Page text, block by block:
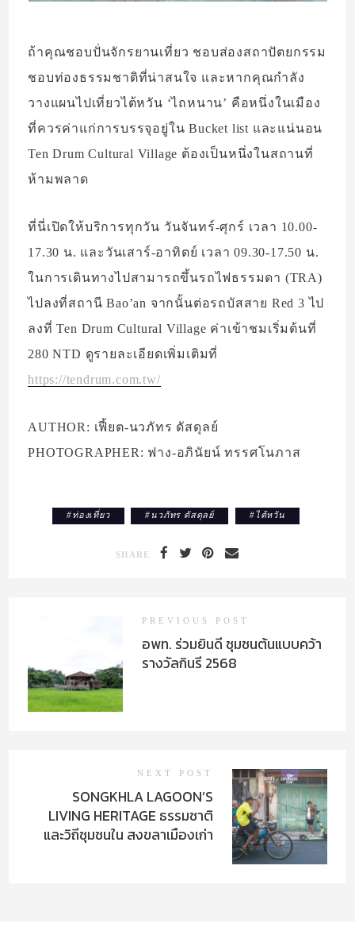
ถ้าคุณชอบปั่นจักรยานเที่ยว ชอบส่องสถาปัตยกรรม
ชอบท่องธรรมชาติที่น่าสนใจ และหากคุณกำลัง
วางแผนไปเที่ยวไต้หวัน ‘ไถหนาน’ คือหนึ่งในเมือง
ที่ควรค่าแก่การบรรจุอยู่ใน Bucket list และแน่นอน
Ten Drum Cultural Village ต้องเป็นหนึ่งในสถานที่
ห้ามพลาด
ที่นี่เปิดให้บริการทุกวัน วันจันทร์-ศุกร์ เวลา 10.00-
17.30 น. และวันเสาร์-อาทิตย์ เวลา 09.30-17.50 น.
ในการเดินทางไปสามารถขึ้นรถไฟธรรมดา (TRA)
ไปลงที่สถานี Bao’an จากนั้นต่อรถบัสสาย Red 3 ไป
ลงที่ Ten Drum Cultural Village ค่าเข้าชมเริ่มต้นที่
280 NTD ดูรายละเอียดเพิ่มเติมที่
https://tendrum.com.tw/
AUTHOR: เฟี้ยต-นวภัทร ดัสดุลย์
PHOTOGRAPHER: ฟาง-อภินัยน์ ทรรศโนภาส
#ท่องเที่ยว # นวภัทร ดัสดุลย์ #ไต้หวัน
SHARE
PREVIOUS POST
อพท. ร่วมยินดี ชุมชนต้นแบบคว้า
รางวัลกินรี 2568
NEXT POST
SONGKHLA LAGOON’S
LIVING HERITAGE ธรรมชาติ
และวิถีชุมชนใน สงขลาเมืองเก่า